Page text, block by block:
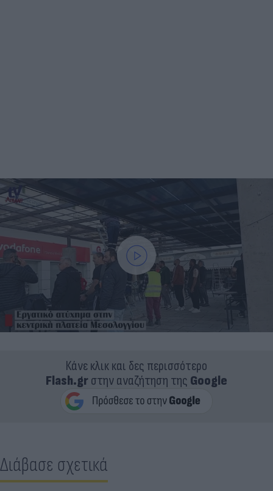
Κάνε κλικ και δες περισσότερο
Flash.grστην αναζήτηση της Google
Διάβασε σχετικά